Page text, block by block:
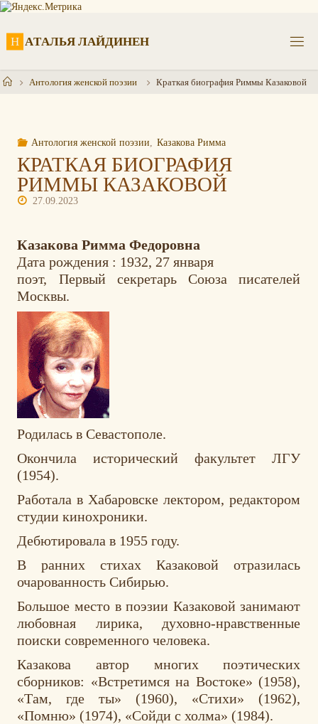
Перейти
Н АТАЛЬЯ ЛАЙДИНЕН
ГлавнаяАнтология женской поэзии Краткая биография Риммы Казаковой
Антология женской поэзии Казакова Римма
КРАТКАЯ БИОГРАФИЯ
РИММЫ КАЗАКОВОЙ
27.09.2023
Казакова Римма Федоровна
Дата рождения : 1932, 27 января
поэт, Первый секретарь Союза писателей
Москвы.
Родилась в Севастополе.
Окончила исторический факультет ЛГУ
(1954).
Работала в Хабаровске лектором, редактором
студии кинохроники.
Дебютировала в 1955 году.
В ранних стихах Казаковой отразилась
очарованность Сибирью.
Большое место в поэзии Казаковой занимают
любовная лирика, духовно-нравственные
поиски современного человека.
Казакова автор многих поэтических
сборников: «Встретимся на Востоке» (1958),
«Там, где ты» (1960), «Стихи» (1962),
«Помню» (1974), «Сойди с холма» (1984).